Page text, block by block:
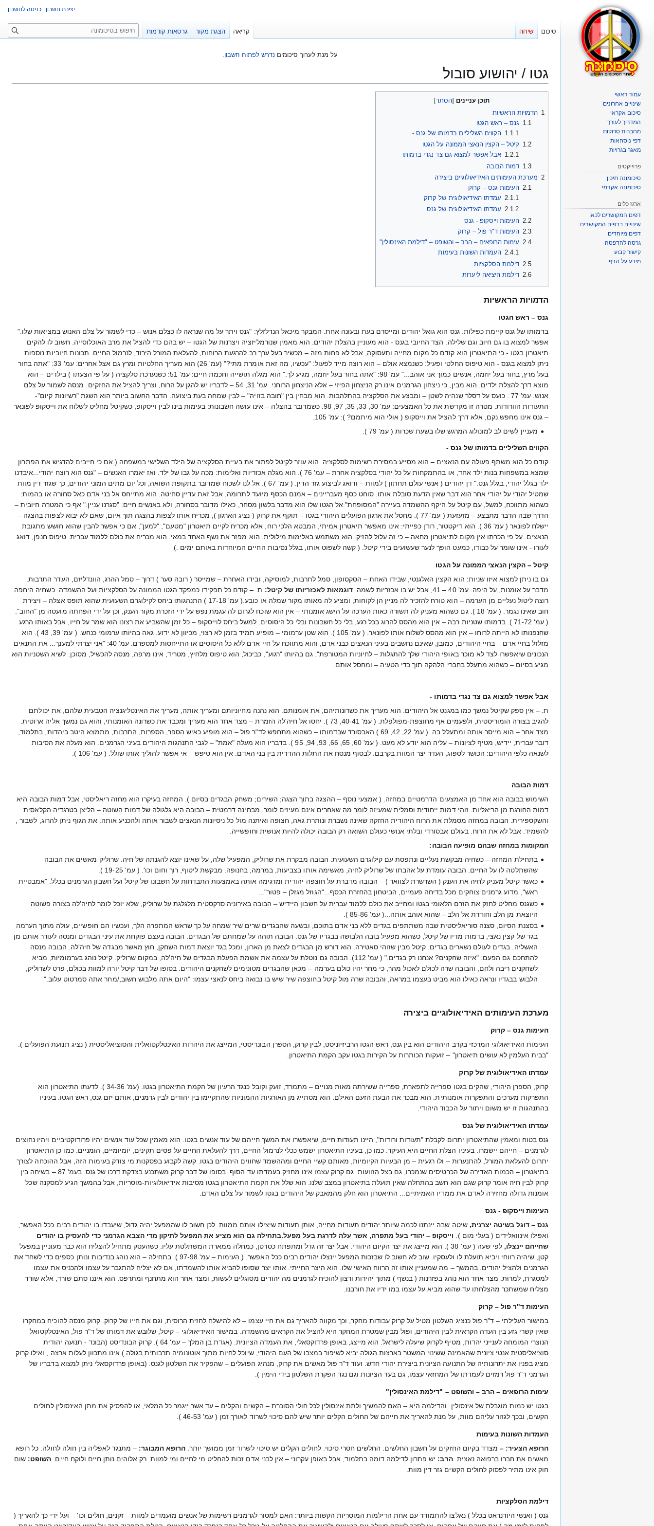
על מנת לערוך סיכומים נדרש לפתוח חשבון.
גטו / יהושוע סובול
תוכן עניינים
1 הדמויות הראשיות
1.1 גנס – ראש הגטו
1.1.1 הקווים השליליים בדמותו של גנס -
1.2 קיטל – הקצין הנאצי הממונה על הגטו
1.2.1 אבל אפשר למצוא גם צד נגדי בדמותו -
1.3 דמות הבובה
2 מערכת העימותים האידיאולוגיים ביצירה
2.1 העימות גנס – קרוק
2.1.1 עמדתו האידיאולוגית של קרוק
2.1.2 עמדתו האידיאולוגית של גנס
2.2 העימות וייסקופ - גנס
2.3 העימות ד"ר פול – קרוק
2.4 עימות הרופאים – הרב – והשופט – "דילמת האינסולין"
2.4.1 העמדות השונות בעימות
2.5 דילמת הסלקציות
2.6 דילמת היציאה ליערות
הדמויות הראשיות
גנס – ראש הגטו
בדמותו של גנס קיימת כפילות. גנס הוא גואל יהודים ומייסרם בעת ובעונה אחת. המבקר מיכאל הנדלזלץ: "גנס ויתר על מה שנראה לו כצלם אנוש – כדי לשמור על צלם האנוש במציאות שלו."
אפשר למצוא בו גם חיוב וגם שלילה. הצד החיובי בגנס - הוא מעוניין בהצלת יהודים. הוא מאמין שנורמליזציה ויצרנות של הגטו – יש בהם כדי להציל את מרב האוכלוסייה. חשוב לו להקים
תיאטרון בגטו - כי התיאטרון הוא קודם כל מקום מחייה ותעסוקה, אבל לא פחות מזה – מכשיר בעל ערך רב להרגעת הרוחות, להעלאת המורל הירוד, לנרמול החיים. תכונות חיוביות נוספות
ניתן למצוא בגנס - הוא טיפוס החלטי ופעיל: כשנמצא אולם – הוא רוצה מייד לפעול: "עכשיו, מה זאת אומרת מתי?" (עמ' 26) הוא מעריך החלטיות ומרץ גם אצל אחרים: עמ' 33: "אתה בחור
בעל מרץ, בחור בעל יוזמה, אנשים כמוך אני אוהב..." עמ' 98: "אתה בחור בעל יוזמה, מגיע לך." הוא מגלה תושייה וחכמת חיים: עמ' 51: כשנערכת סלקציה ( על פי הצעתו ) בילדים – הוא
מוצא דרך להצלת ילדים. הוא מבין, כי ניצחון הגרמנים אינו רק הניצחון הפיזי – אלא הניצחון הרוחני. עמ' 31, 54 – לדבריו יש להגן על הרוח, וצריך להציל את החזקים. מנסה לשמור על צלם
אנוש: עמ' 77 : כועס על דסלר שנהיה לשטן – ומבצע את הסלקציה בהתלהבות. הוא מבחין בין "חובה בזויה" – לבין שמחה בעת ביצועה. הדבר החשוב ביותר הוא השגת "רשיונות קיום"-
התעודות הוורודות. מטרה זו מקדשת את כל האמצעים: עמ' 30, 33, 35, 97, 98. כשמדובר בהצלה – אינו עושה חשבונות: בעימות בינו לבין וייסקופ, כשקיטל מחליט לשלוח את וייסקופ לפונאר
– גנס אינו מחפש נקם, אלא דרך להציל את וייסקופ ( אולי הוא מיתמם? ): עמ' 105.
מעניין לשים לב למונולוג המרגש שלו בשעת שכרות ( עמ' 79 ).
הקווים השליליים בדמותו של גנס -
קודם כל הוא משתף פעולה עם הנאצים – הוא מסייע במסירת רשימות לסלקציה. הוא עוזר לקיטל לפתור את בעיית הסלקציה של הילד השלישי במשפחה ( אם כי חייבים להדגיש את הפתרון
שמצא במשפחות בנות ילד אחד, או בהתמקחות על כל יהודי בסלקציה אחרת – עמ' 76 ). הוא מגלה אכזריות ואלימות: מכה על גבו של ילד. ואז יאמרו האנשים – "גנס הוא רוצח יהודי...איבדנו
ילד בגלל יהודי, בגלל גנס." דן יהודים ( אנשי עולם תחתון ) למוות – ודואג לביצוע גזר הדין. ( עמ' 67 ). אל לנו לשכוח שמדובר בתקופת השואה, וכל יום מתים המוני יהודים, כך שגזר דין מוות
שמטיל יהודי על יהודי אחר הוא דבר שאין הדעת סובלת אותו. סוחט כסף מעבריינים – אמנם הכסף מיועד לתרומה, אבל זאת עדיין סחיטה. הוא מתייחס אל בני אדם כאל סחורה או בהמות:
כשהוא מתווכח, למשל, עם קיטל על היקף ההשמדה בעיירה "המסופחת" אל הגטו שלו הוא מדבר בלשון מסחר, כאילו מדובר בסחורה, ולא באנשים חיים: "סגרנו עניין." אף כי המטרה חיובית –
הדרך שבה הדבר מתבצע – מזעזעת ( עמ' 77 ). מחסל את ארגון הפועלים היהודי בגטו – תוקף את קרוק ( נציג הארגון ), מכריח אותו לצפות בהצגה תוך איום, שאם לא יבוא לצפות בהצגה –
יישלח לפונאר ( עמ' 36 ). הוא דיקטטור, רודן כפייתי: אינו מאפשר תיאטרון אמיתי, המבטא הלכי רוח, אלא מכריח לקיים תיאטרון "מטעם", "למען", אם כי אפשר להבין שהוא חושש מתגובת
הנאצים. על פי הכרתו אין מקום לתיאטרון מחאה – כי זה עלול להזיק. הוא משתמש באלימות מילולית. הוא מפזר את נשף האחד במאי. הוא מכריח את כולם ללמוד עברית. טיפוס חנפן, דואג
לעורו - אינו שומר על כבודו, כמעט הופך לנער שעשועים בידי קיטל. ( קשה לשפוט אותו, בגלל נסיבות החיים המיוחדות באותם ימים .)
קיטל – הקצין הנאצי הממונה על הגטו
גם בו ניתן למצוא איזו שניות: הוא הקצין האלגנטי, שבידו האחת – הסקסופון, סמל לתרבות, למוסיקה, ובידו האחרת – שמייסר ( רובה סער ) דרוך – סמל ההרג, הוונדליזם, העדר התרבות.
מדבר על אומנות, על היפה: עמ' 40 – 41, אבל יש בו אכזריות לשמה.
דוגמאות לאכזריותו של קיטל: ת. – קודם כל תפקידו כמפקד הגטו הממונה על הסלקציות ועל ההשמדה. כשחיה היחפה
רוצה ליטול נעליים מן הערמה – הוא טורח להזכיר לה מניין הן לקוחות, ומציע לה מאותו מקור שמלה או כובע.( עמ' 17-18 ) התנהגותו ביחס לקילוגרם השעועית שהוא תופס אצלה – ויצירת
חוב שאינו נגמר. ( עמ' 18 ). גם כשהוא מעניק לה תשורה כאות הערכה על הישג אומנותי – אין הוא שוכח לגרום לה עגמת נפש על ידי הזכרת מקור הענק, וכן על ידי הפחתה מועטה מן "החוב".
( עמ' 71-72 ). בדמותו שטניות רבה – אין הוא מהסס להרוג בכל רגע, בלי כל חשבונות ובלי כל היסוסים. למשל ביחס לוייסקופ – כל זמן שהשביע את רצונו הוא שמר על חייו, אבל באותו הרגע
שחנפנותו לא הייתה לרוחו – אין הוא מהסס לשלוח אותו לפונאר. ( עמ' 105 ). הוא שטן ערמומי – מופיע תמיד בזמן לא רצוי, מכיוון לא ידוע. גאה בהיותו ערמומי כנחש. ( עמ' 39, 43 ). הוא
מזלזל בחיי אדם – בחיי היהודים, כמובן, שאינם נחשבים בעיני הנאצים כבני אדם, והוא מתווכח על חיי אדם ללא כל היסוסים או התייחסות למספרם. עמ' 40: "אני יצרתי למענך... את התנאים
הנכונים שיאפשרו לצד לא מוכר באופי היהודי שלך להתגלות – לחיוניות המטורפת". גם בהיותו "רגוע", כביכול, הוא טיפוס מלחיץ, מטריד, אינו מרפה, מנסה להכשיל, מסוכן. לשיא השטניות הוא
מגיע בסיום – כשהוא מתעלל בחברי הלהקה תוך כדי הטעיה – ומחסל אותם.
אבל אפשר למצוא גם צד נגדי בדמותו -
ת. – אין ספק שקיטל נמשך כמו במגנט אל היהודים. הוא מעריך את כשרונותיהם, את אומנותם. הוא נהנה מחיוניותם ומעריך אותה, מעריך את האינטליגנציה הטבעית שלהם, את יכולתם
להגיב בצורה הומוריסטית, ולפעמים אף מחוצפת-מפולפלת. ( עמ' 40-41, 73 ). יחסו אל חיה'לה הזמרת – מצד אחד הוא מעריך ומכבד את כשרונה האומנותי, והוא גם נמשך אליה ארוטית.
מצד אחר – הוא מייסר אותה ומתעלל בה. ( עמ' 22, 42, 69 ) האבסורד שבדמותו – כשהוא מתחפש לד"ר פול – הוא מופיע כאיש הספר, הספרות, התרבות, מתמצא היטב ביהדות, בתלמוד,
דובר עברית, יידיש, מטיף לציונות – עליה הוא יודע לא מעט. ( עמ' 60, 65, 66, 93, 94, 95 ). בדבריו הוא מעלה "אמת" – לגבי התנהגות היהודים בעיני הגרמנים. הוא מעלה את הסיבות
לשנאה כלפי היהודים: הכושר לספוג, העדר יצר המוות בקרבם. לבסוף מנסח את התלות ההדדית בין בני האדם. אין הוא טיפש – אי אפשר להוליך אותו שולל. ( עמ' 106 ).
דמות הבובה
השימוש בבובה הוא אחד מן האמצעים הדרמטיים במחזה. ( אמצעי נוסף – ההצגה בתוך הצגה; השירים; משחק הבגדים בסיום ). המחזה בעיקרו הוא מחזה ריאליסטי, אבל דמות הבובה היא
דמות החורגת מן הריאליות. זוהי דמות ייחודית וסמלית שמעיזה לומר מה שאחרים אינם מעיזים לומר. מבחינה דרמטית – הבובה היא גלגולה של דמות השוטה – הליצן בטרגדיה הקלאסית
והשקספירית. הבובה במחזה מסמלת את הרוח היהודית החזקה שאינה נשברת ונותרת גאה, חצופה ואיתנה מול כל ניסיונות הנאצים לשבור אותה ולהכניע אותה. את הגוף ניתן להרוג, לשבור ,
להשמיד. אבל לא את הרוח. בעולם אבסורדי ובלתי אנושי כעולם השואה רק הבובה יכולה להיות אנושית וחופשייה.
המקומות במחזה שבהם מופיעה הבובה:
בתחילת המחזה – כשחיה מבקשת נעליים ונתפסת עם קילוגרם השעועית. הבובה מבקרת את שרוליק, המפעיל שלה, על שאינו יוצא להגנתה של חיה. שרוליק מאשים את הבובה
שהשתלטה לו על החיים. הבובה עומדת על אהבתו של שרוליק לחיה, מאשימה אותו בצביעות, במרמה, בחנופה. מבקשת ליטוף, רוך וחום וכו'. ( עמ' 19-25 ).
כאשר קיטל מעניק לחיה את הענק ( השרשרת לצוואר ) – הבובה מדברת על חוצפה יהודית ומדגימה אותה באמצעות התבדחות על חשבונו של קיטל ועל חשבון הגרמנים בכלל. "אמבטיית
ראש", מדוע גרמנים צוחקים מכל בדיחה פעמיים, הביטחון בהחזרת הכסף..."הגוזל מגזלן – פטור"...
כשגנס מחליט לחזק את הזרם הלאומי בגטו ומחייב את כולם ללמוד עברית על חשבון היידיש – הבובה באירוניה סרקסטית מלגלגת על שרוליק, שלא יוכל לומר לחיה'לה בצורה פשוטה
היוצאת מן הלב וחודרת אל הלב – שהוא אוהב אותה...( עמ' 85-86 ).
בסצנת הסיום, סצנה סוריאליסטית שבה משתתפים בגדים ללא בני אדם בתוכם, ובשעה שהבגדים שרים שיר שמחה על כך שראש המתפרה הלך, ועכשיו הם חופשיים, עולה מתוך הערמה
בגד של קצין נאצי, בדמות מדיו של קיטל, כשהוא מפעיל בובה הלבושה בבגדיו של גנס. הבובה תוהה על שמחתם של הבגדים. הבובה בעצם פוקחת את עיני הבגדים ומנסה לעורר אותם מן
האשליה. בגדים לעולם נשארים בגדים. קיטל מבין שזוהי סאטירה. הוא דורש מן הבגדים לצאת מן הארון, ומכל בגד יוצאת דמות השחקן, חוץ מאשר מבגדה של חיה'לה. הבובה מנסה
להתחכם גם הפעם: "איזה שחקנים? אנחנו רק בגדים." ( עמ' 112). הבובה גם נוטלת על עצמה את אשמת הפעלת הבגדים של חיה'לה, במקום שרוליק. קיטל נוהג בערמומיות, מביא
לשחקנים ריבה ולחם, והבובה שרה לכולם לאכול מהר, כי מחר יהיו כולם בערמה – מכאן שהבגדים מטונימים לשחקנים היהודים. בסופו של דבר קיטל יורה למוות בכולם, פרט לשרוליק,
הלבוש בבגדיו ונראה כאילו הוא מביט בעצמו במראה, והבובה שרה מול קיטל בחוצפה שיר שיש בו נבואה ביחס לנאצי עצמו: "היום אתה מלבוש חשוב,/מחר אתה סמרטוט עלוב."
מערכת העימותים האידיאולוגיים ביצירה
העימות גנס – קרוק
העימות האידיאולוגי המרכזי בקרב היהודים הוא בין גנס, ראש הגטו הרביזיוניסט, לבין קרוק, הספרן הבונדיסטי, המייצג את היהדות האינטלקטואלית והסוציאליסטית ( נציג תנועת הפועלים ).
"בבית העלמין לא עושים תיאטרון" – זועקות הכותרות על הקירות בגטו עקב הקמת התיאטרון.
עמדתו האידיאולוגית של קרוק
קרוק, הספרן היהודי, שהקים בגטו ספרייה לתפארת, ספרייה ששירתה מאות מנויים – מתמרד, זועק וקובל כנגד הרעיון של הקמת התיאטרון בגטו. (עמ' 34-36 ). לדעתו התיאטרון הוא
התפרקות מערכים והתפקרות אומנותית. הוא מבכר את הבעת הזעם האילם. הוא מסתייג מן האורגיות ההמוניות שהתקיימו בין יהודים לבין גרמנים, אותם יזם גנס, ראש הגטו. בעיניו
בהתנהגות זו יש משום ויתור על הכבוד היהודי.
עמדתו האידיאולוגית של גנס
גנס בטוח ומאמין שהתיאטרון יתרום לקבלת "תעודות ורודות", היינו תעודות חיים, שיאפשרו את המשך חייהם של עוד אנשים בגטו. הוא מאמין שכל עוד אנשים יהיו פרודוקטיביים ויהיו נחוצים
לגרמנים – חייהם יישמרו. בעיניו הצלת החיים היא העיקר. כמו כן, בעיניו התיאטרון ישמש ככלי לנרמול החיים, דרך להעלאת החיים על פסים תקינים, יומיומיים, הומניים. כמו כן התיאטרון
יתרום להעלאת המורל, להתנערות – ולו רגעית – מן הבעיות הקיומיות, מאותם קשיי החיים ומההשמד שחווים היהודים בגטו. קשה לקבוע בפסקנות מי צודק בעימות הזה, אבל ההוכחה לצורך
בתיאטרון – הכמות האדירה של הכרטיסים שנמכרו, גם בצל הזוועות. גם קרוק עצמו אינו מחזיק בעמדתו עד הסוף. בסופו של דבר קרוק משתכנע בצדקת דרכו של גנס. בעמ' 87 – בשיחה בין
קרוק לבין חיה אומר קרוק שגם הוא חשב בהתחלה שאין תועלת בתיאטרון במצב שלנו. הוא שלל את הקמת התיאטרון בגטו מסיבות אידיאולוגיות-מוסריות, אבל בהמשך הגיע למסקנה שכל
אומנות גדולה מחזירה לאדם את ממדיו האמיתיים... התיאטרון הוא חלק מהמאבק של היהודים בגטו לשמור על צלם האדם.
העימות וייסקופ - גנס
גנס – דוגל בשיטה יצרנית, שיטה שבה יינתנו לכמה שיותר יהודים תעודות מחייה, אותן תעודות שיצילו אותם ממוות. לכן חשוב לו שהמפעל יהיה גדול, שיעבדו בו יהודים רבים ככל האפשר,
ואפילו אינוואלידים ( בעלי מום ). וייסקופ – יהודי בעל מתפרה, אשר עלה לדרגת בעל מפעל.בתחילה גם הוא מציע את המפעל לתיקון מדי הצבא הגרמני כדי להעסיק בו יהודים
שחייהם יינצלו,
לפי שעה ( עמ' 38 ). הוא מייצג את יצר הקיום היהודי. אבל יצר זה גדל ומתפתח כסרטן, כמחלה ממארת המשתלטת עליו. כשהעסק מתחיל להצליח הוא כבר מעוניין במפעל
קטן, שיהיה רווחי ויביא תועלת לו ולעסקיו. שוב לא חשוב לו שבזכות המפעל יינצלו יהודים רבים ככל האפשר. ( העימות – עמ' 97-98 ). בתחילה – הוא נוהג בנדיבות ונותן כספים כדי לשחד את
הגרמנים ולהציל יהודים. בהמשך – מה שמעניין אותו זה הרווח האישי שלו. הוא היצר החייתי. אותו יצר שסופו להביא אותו להשמדתו, אם לא יצליח להתגבר על עצמו ולהכניס את עצמו
למסגרת, למרוּת. מצד אחד הוא נוהג בפזרנות ( בנשף ) מתוך יהירות ורצון להוכיח לגרמנים מה יהודים מסוגלים לעשות, ומצד אחר הוא מתחנף ומתרפס. הוא איננו סתם שורד, אלא שורד
מצליח שמשתכר מהצלחתו עד שהוא מביא על עצמו במו ידיו את חורבנו.
העימות ד"ר פול – קרוק
במישור העלילתי – ד"ר פול כנציג השלטון מטיל על קרוק עבודות מחקר, וכך מקווה להאריך גם את חיי עצמו – לא להישלח לחזית הרוסית, וגם את חייו של קרוק. קרוק מנסה להוכיח במחקרו
שאין קשרי גזע בין העדה הקראית לבין היהודים, ופול מבין שמטרת המחקר היא להציל את הקראים מהשמדה. במישור האידיאולוגי – קיטל, שלובש את דמותו של ד"ר פול, האינטלקטואל
הנוצרי המומחה לענייני יהדות, מטיף לקרוק שיעלה לישראל. הוא מייצג, באופן פרדוקסאלי, את העמדה הציונית. (אגדת בן המלך – עמ' 64 ). קרוק הבונדיסט (הבונד - תנועה יהודית
סוציאליסטית אנטי ציונית שהאמינה ששינוי המשטר בארצות הגולה יביא לשיפור במצבו של העם היהודי, שיוכל לחיות מתוך אוטונומיה תרבותית בגולה ) אינו מתכוון לעלות ארצה , ואילו קרוק
מציג בפניו את יתרונותיה של התנועה הציונית ביצירת יהודי חדש. ועוד ד"ר פול מאשים את קרוק, מנהיג הפועלים – שהפקיר את השלטון לגנס. (באופן פרדוקסאלי ניתן למצוא בדבריו של
הגרמני ד"ר פול רמזים לעמדתו של המחזאי עצמו, גם בעד הציונות וגם נגד הפקרת השלטון בידי הימין ).
עימות הרופאים – הרב – והשופט – "דילמת האינסולין"
בגטו יש כמות מוגבלת של אינסולין. והדילמה היא – האם להמשיך ולתת אינסולין לכל חולי הסוכרת – הקשים והקלים – עד אשר ייגמר כל המלאי, או להפסיק את מתן האינסולין לחולים
הקשים, ובכך לגזור עליהם מוות, על מנת להאריך את חייהם של החולים הקלים יותר שיש להם סיכוי לשרוד לאורך זמן ( עמ' 46-53 ).
העמדות השונות בעימות
הרופא הצעיר: – מצדד בקיום החזקים על חשבון החלשים. החלשים חסרי סיכוי. לחולים הקלים יש סיכוי לשרוד זמן ממושך יותר. הרופא המבוגר: – מתנגד לאפליה בין חולה לחולה. כל רופא
מאשים את חברו ברפואה נאצית.הרב: יש פתרון לדילמה דומה בתלמוד, אבל באופן עקרוני – אין לבני אדם זכות להחליט מי לחיים ומי למוות. רק אלוהים נותן חיים ולוקח חיים. השופט: שום
חוק אינו מתיר לפסוק לחולים הקשים גזר דין מוות.
דילמת הסלקציות
גנס ( ואנשי היודנראט בכלל ) נאלצו להתמודד עם אחת הדילמות המוסריות הקשות ביותר: האם למסור לגרמנים רשימות של אנשים מועמדים למוות – זקנים, חולים וכו' – ועל ידי כך להאריך (
יצירת חשבון כניסה לחשבון
סיכום שיחה קריאה הצגת מקור גרסאות קודמות
ח
י
עמוד ראשי
שינויים אחרונים
סיכום אקראי
המדריך לעורך
מחברות סרוקות
דפי נוסחאות
מאגר בגרויות
פרוייקטים
סיכומונה תיכון
סיכומונה אקדמי
ארגז כלים
דפים המקושרים לכאן
שינויים בדפים המקושרים
דפים מיוחדים
גרסה להדפסה
קישור קבוע
מידע על הדף